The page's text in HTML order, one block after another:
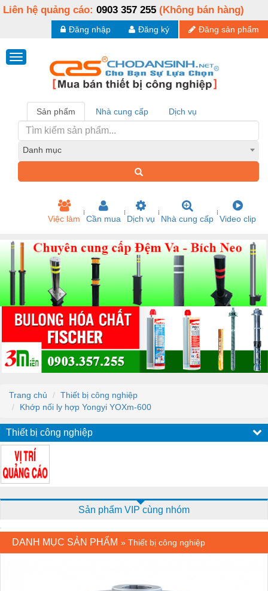
Liên hệ quảng cáo: 0903 357 255 (Không bán hàng)
Đăng sản phẩm
Đăng ký
Đăng nhập
Sản phẩm Nhà cung cấp Dịch vụ
Danh mục
Việc làm Cần mua Dịch vụ Nhà cung cấp Video clip
Trang chủ
Thiết bị công nghiệp
Khớp nối ly hợp Yongyi YOXm-600
Thiết bị công nghiệp
Sản phẩm VIP cùng nhóm
DANH MỤC SẢN PHẨM » Thiết bị công nghiệp